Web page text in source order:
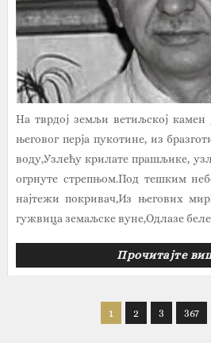
На тврдој земљи ветиљској камен
његовог перја пукотине, из
воду,Узлећу крилате прашљике,
огрнуте стрепњом.Под тешким
најтежи покривач,Из његових
гужвица земаљске вуне,Одлазе беле
Прочитајте
1 2 3 367